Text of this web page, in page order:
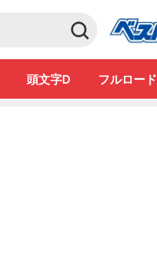
頭文字D フルロード